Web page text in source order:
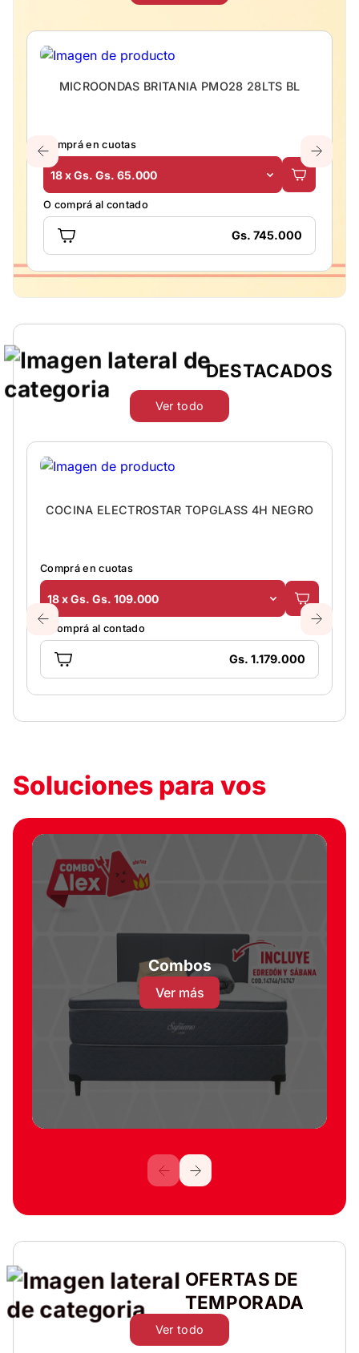
MICROONDAS BRITANIA PMO28 28LTS BL
Comprá en cuotas
18 x Gs. Gs. 65.000
O comprá al contado
Gs. 745.000
DESTACADOS
Ver todo
COCINA ELECTROSTAR TOPGLASS 4H NEGRO
Comprá en cuotas
18 x Gs. Gs. 109.000
O comprá al contado
Gs. 1.179.000
Soluciones para vos
Combos
Ver más
OFERTAS DE
TEMPORADA
Ver todo